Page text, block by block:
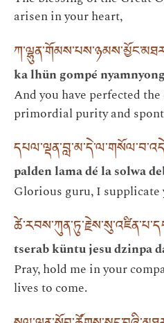
arisen in your heart,
ka lhün gompé
And you have perfected
primordial purity and
palden lama dé la solwa
Glorious guru, I supplicate
tserab küntu jesu dzinpa
Pray, hold me in your
lives to come.